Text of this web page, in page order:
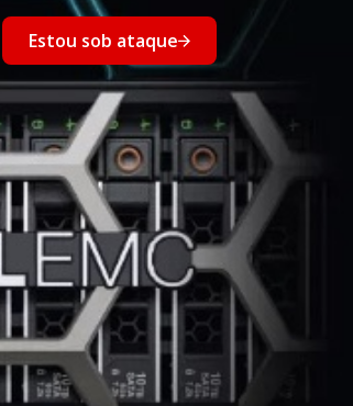
Estou sob ataque